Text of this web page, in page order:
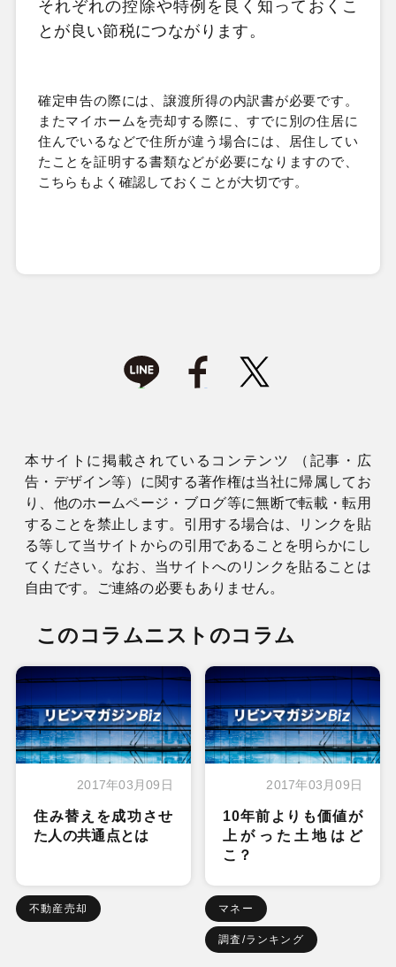
それぞれの控除や特例を良く知っておくこ
とが良い節税につながります。
確定申告の際には、譲渡所得の内訳書が必要です。
またマイホームを売却する際に、すでに別の住居に
住んでいるなどで住所が違う場合には、居住してい
たことを証明する書類などが必要になりますので、
こちらもよく確認しておくことが大切です。
本サイトに掲載されているコンテンツ （記事・広
告・デザイン等）に関する著作権は当社に帰属してお
り、他のホームページ・ブログ等に無断で転載・転用
することを禁止します。引用する場合は、リンクを貼
る等して当サイトからの引用であることを明らかにし
てください。なお、当サイトへのリンクを貼ることは
自由です。ご連絡の必要もありません。
このコラムニストのコラム
2017年03月09日
住み替えを成功させ
た人の共通点とは
不動産売却
2017年03月09日
10年前よりも価値が
上がった土地はど
こ？
マネー
調査/ランキング